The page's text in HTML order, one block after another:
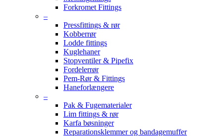
Forkromet Fittings
–
Pressfittings & rør
Kobberrør
Lodde fittings
Kuglehaner
Stopventiler & Pipefix
Fordelerrør
Pem-Rør & Fittings
Haneforlængere
–
Pak & Fugematerialer
Lim fittings & rør
Karfa bøsninger
Reparationsklemmer og bandagemuffer